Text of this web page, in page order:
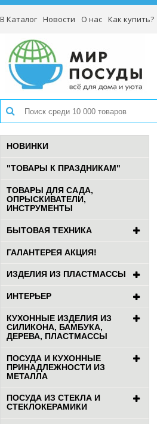
В Каталог Новости О нас Как купить?
НОВИНКИ
"ТОВАРЫ К ПРАЗДНИКАМ"
ТОВАРЫ ДЛЯ САДА,
ОПРЫСКИВАТЕЛИ,
ИНСТРУМЕНТЫ
БЫТОВАЯ ТЕХНИКА
ГАЛАНТЕРЕЯ АКЦИЯ!
ИЗДЕЛИЯ ИЗ ПЛАСТМАССЫ
ИНТЕРЬЕР
КУХОННЫЕ ИЗДЕЛИЯ ИЗ
СИЛИКОНА, БАМБУКА,
ДЕРЕВА, ПЛАСТМАССЫ
ПОСУДА И КУХОННЫЕ
ПРИНАДЛЕЖНОСТИ ИЗ
МЕТАЛЛА
ПОСУДА ИЗ СТЕКЛА И
СТЕКЛОКЕРАМИКИ